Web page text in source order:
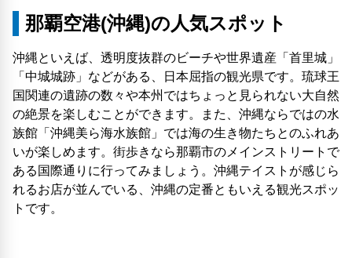
那覇空港(沖縄)の人気スポット
沖縄といえば、透明度抜群のビーチや世界遺産「首里城」
「中城城跡」などがある、日本屈指の観光県です。琉球王
国関連の遺跡の数々や本州ではちょっと見られない大自然
の絶景を楽しむことができます。また、沖縄ならではの水
族館「沖縄美ら海水族館」では海の生き物たちとのふれあ
いが楽しめます。街歩きなら那覇市のメインストリートで
ある国際通りに行ってみましょう。沖縄テイストが感じら
れるお店が並んでいる、沖縄の定番ともいえる観光スポッ
トです。